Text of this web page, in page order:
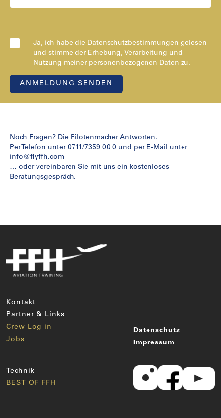
Ja, ich habe die Datenschutzbestimmungen gelesen
und stimme der Erhebung, Verarbeitung und
Nutzung meiner personenbezogenen Daten zu.
Noch Fragen? Die Pilotenmacher Antworten.
Per Telefon unter 0711/7359 00 0 und per E-Mail unter
info@flyffh.com
… oder vereinbaren Sie mit uns ein kostenloses
Beratungsgespräch.
Kontakt
Partner & Links
Crew Log in
Jobs
Technik
BEST OF FFH
Datenschutz
Impressum